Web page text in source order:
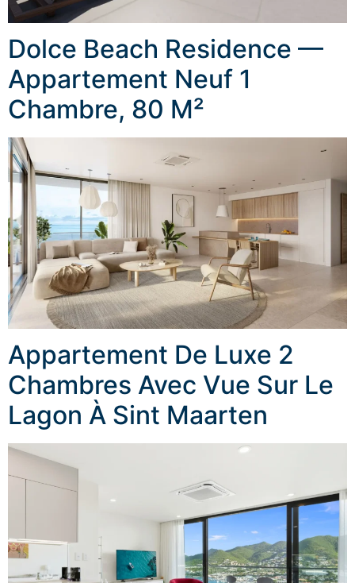
Dolce Beach Residence —
Appartement Neuf 1
Chambre, 80 M²
Appartement De Luxe 2
Chambres Avec Vue Sur Le
Lagon À Sint Maarten